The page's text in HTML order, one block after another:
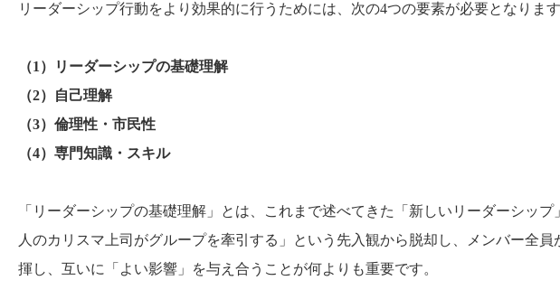
リーダーシップ行動をより効果的に行うためには、次の4つの要素が必要となります
（1 ）リーダーシップの基礎理解
（2）自己理解
（3）倫理性・市民性
（4）専門知識・スキル
「リーダーシップの基礎理解」とは、これまで述べてきた「新しいリーダーシッ
人のカリスマ上司がグループを牽引する」という先入観から脱却し、メンバー全
揮し、互いに「よい影響」を与え合うことが何よりも重要です。